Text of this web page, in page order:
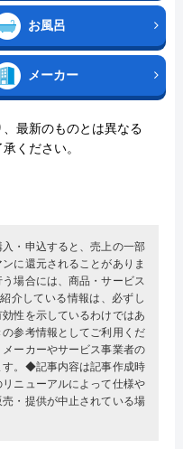
お風呂
メーカー
最新のものとは異なる
ください。
・申込すると、売上の一部
に還元されることがありま
場合には、商品・サービス
介している情報は、必ずし
性を示しているわけではあ
参考情報としてご利用くだ
ーカーやサービス事業者の
す。◆記事内容は記事作成時
ニューアルによって仕様や
・提供が中止されている場